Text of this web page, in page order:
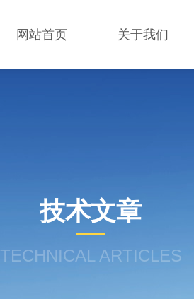
网站首页 关于我们
技术文章
TECHNICAL ARTICLES